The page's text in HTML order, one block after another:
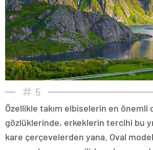
5
Özellikle takım elbiselerin en önemli
gözlüklerinde, erkeklerin tercihi bu
kare çerçevelerden yana. Oval